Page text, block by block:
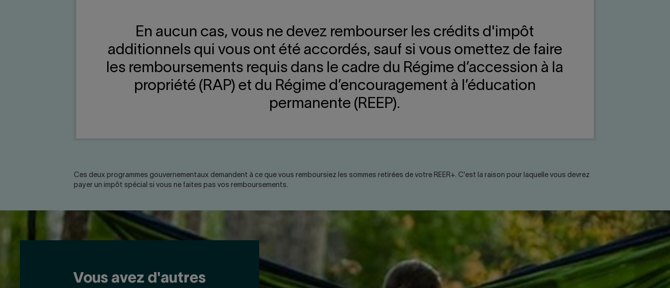
En aucun cas, vous ne devez rembourser les crédits d'impôt
additionnels qui vous ont été accordés, sauf si vous omettez de faire
les remboursements requis dans le cadre du Régime d’accession à la
propriété (RAP) et du Régime d’encouragement à l’éducation
permanente (REEP).
Ces deux programmes gouvernementaux demandent à ce que vous remboursiez les sommes retirées de votre REER+. C'est la raison pour laquelle vous devrez
payer un impôt spécial si vous ne faites pas vos remboursements.
Vous avez d'autres